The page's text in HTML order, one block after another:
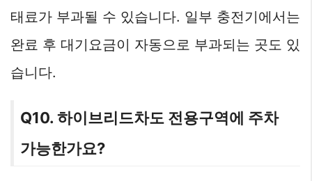
태료가 부과될 수 있습니다. 일부 충전기에서는
완료 후 대기요금이 자동으로 부과되는 곳도 있
습니다.
Q10. 하이브리드차도 전용구역에 주차
가능한가요?